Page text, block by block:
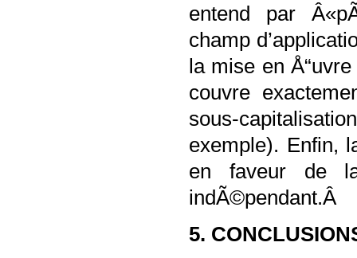
entend par
champ
la mise en
couvre
sous-
exemple). Enfin,
en faveur de
indÃ©pendant.Â
5.